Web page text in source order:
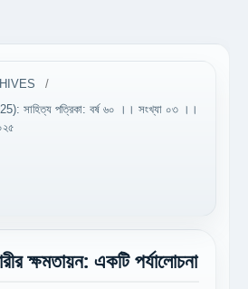
/
সাহিত্য পত্রিকা: বর্ষ ৬০ ।। সংখ্যা ০৩ ।।
ক্ষমতায়ন: একটি পর্যালোচনা